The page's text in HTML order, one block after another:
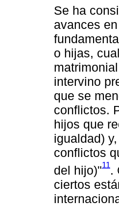
Se ha
avances
o hijas,
intervino
que se
conflictos.
hijos que
igualdad)
conflictos
del hijo)"11.
ciertos